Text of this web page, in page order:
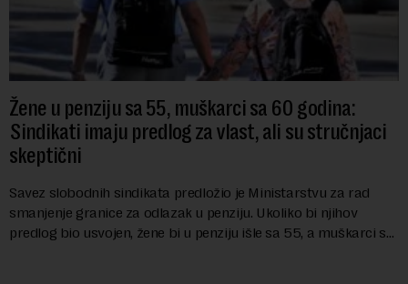
Žene u penziju sa 55, muškarci sa 60 godina:
Sindikati imaju predlog za vlast, ali su stručnjaci
skeptični
Savez slobodnih sindikata predložio je Ministarstvu za rad
smanjenje granice za odlazak u penziju. Ukoliko bi njihov
predlog bio usvojen, žene bi u penziju išle sa 55, a muškarci sa